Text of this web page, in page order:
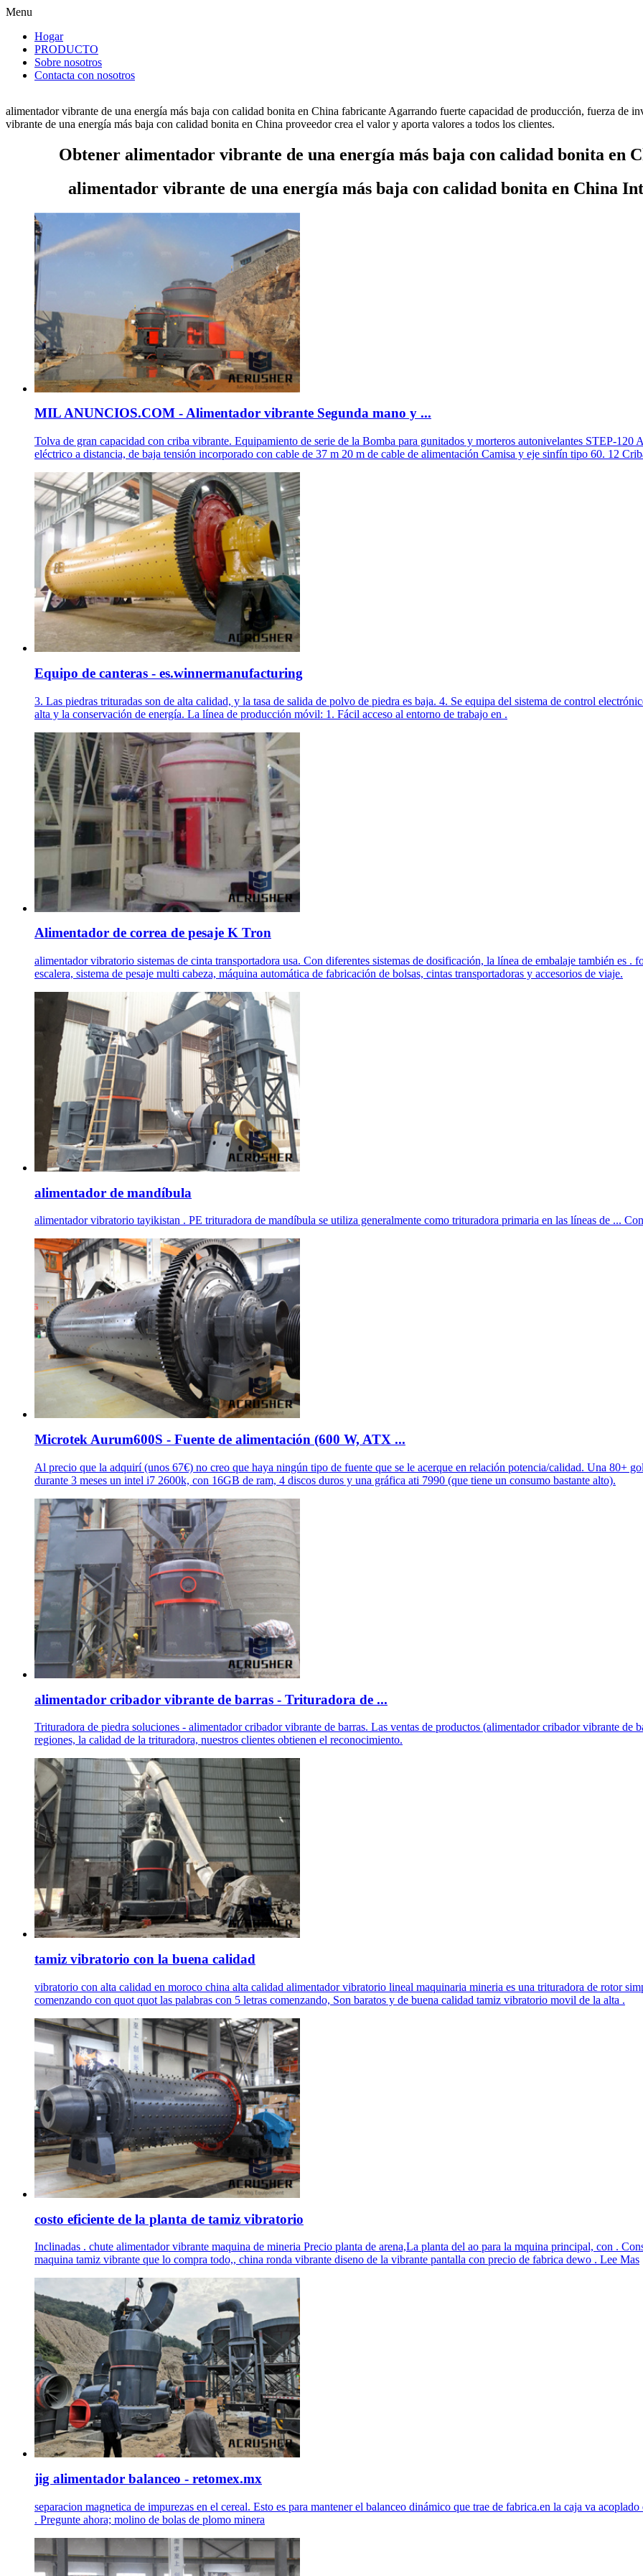
Menu
Hogar
PRODUCTO
Sobre nosotros
Contacta con nosotros
alimentador vibrante de una energía más baja con calidad bonita en China fabricante Agarrando fuerte capacidad de producción, fuerza de
vibrante de una energía más baja con calidad bonita en China proveedor crea el valor y aporta valores a todos los clientes.
Obtener alimentador vibrante de una energía más baja con calidad bonita en
alimentador vibrante de una energía más baja con calidad bonita en China
MIL ANUNCIOS.COM - Alimentador vibrante Segunda mano y ...
Tolva de gran capacidad con criba vibrante. Equipamiento de serie de la Bomba para gunitados y morteros autonivelantes STEP-
eléctrico a distancia, de baja tensión incorporado con cable de 37 m 20 m de cable de alimentación Camisa y eje sinfín tipo 60. 12
Equipo de canteras - es.winnermanufacturing
3. Las piedras trituradas son de alta calidad, y la tasa de salida de polvo de piedra es baja. 4. Se equipa del sistema de control
alta y la conservación de energía. La línea de producción móvil: 1. Fácil acceso al entorno de trabajo en .
Alimentador de correa de pesaje K Tron
alimentador vibratorio sistemas de cinta transportadora usa. Con diferentes sistemas de dosificación, la línea de embalaje también es
escalera, sistema de pesaje multi cabeza, máquina automática de fabricación de bolsas, cintas transportadoras y accesorios de viaje.
alimentador de mandíbula
alimentador vibratorio tayikistan . PE trituradora de mandíbula se utiliza generalmente como trituradora primaria en las líneas de ...
Microtek Aurum600S - Fuente de alimentación (600 W, ATX ...
Al precio que la adquirí (unos 67€) no creo que haya ningún tipo de fuente que se le acerque en relación potencia/calidad. Una 80+
durante 3 meses un intel i7 2600k, con 16GB de ram, 4 discos duros y una gráfica ati 7990 (que tiene un consumo bastante alto).
alimentador cribador vibrante de barras - Trituradora de ...
Trituradora de piedra soluciones - alimentador cribador vibrante de barras. Las ventas de productos (alimentador cribador vibrante de
regiones, la calidad de la trituradora, nuestros clientes obtienen el reconocimiento.
tamiz vibratorio con la buena calidad
vibratorio con alta calidad en moroco china alta calidad alimentador vibratorio lineal maquinaria mineria es una trituradora de rotor
comenzando con quot quot las palabras con 5 letras comenzando, Son baratos y de buena calidad tamiz vibratorio movil de la alta .
costo eficiente de la planta de tamiz vibratorio
Inclinadas . chute alimentador vibrante maquina de mineria Precio planta de arena,La planta del ao para la mquina principal, con .
maquina tamiz vibrante que lo compra todo,, china ronda vibrante diseno de la vibrante pantalla con precio de fabrica dewo . Lee Mas
jig alimentador balanceo - retomex.mx
separacion magnetica de impurezas en el cereal. Esto es para mantener el balanceo dinámico que trae de fabrica.en la caja va
. Pregunte ahora; molino de bolas de plomo minera